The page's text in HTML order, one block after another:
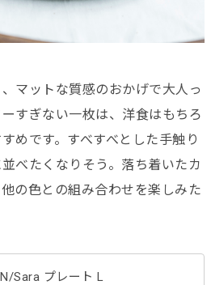
マットな質感のおかげで大人っ
すぎない一枚は、洋食はもちろ
めです。すべすべとした手触り
べたくなりそう。落ち着いたカ
の色との組み合わせを楽しみた
Sara プレート L